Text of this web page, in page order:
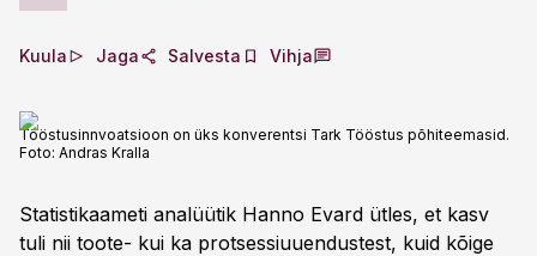
Kuula Jaga Salvesta Vihja
Tööstusinnvoatsioon on üks konverentsi Tark Tööstus põhiteemasid.
Foto: Andras Kralla
Statistikaameti analüütik Hanno Evard ütles, et kasv
tuli nii toote- kui ka protsessiuuendustest, kuid kõige